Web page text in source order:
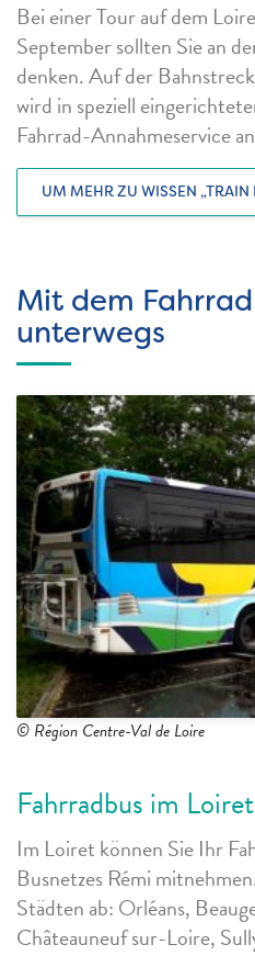
Bei einer Tour auf dem
September sollten Sie an
denken. Auf der
wird in speziell
Fahrrad-Annahmeservice
UM MEHR ZU WISSEN „TRAIN
Mit dem
unterwegs
© Région Centre-Val de Loire
Fahrradbus im Loiret
Im Loiret können Sie Ihr
Busnetzes Rémi
Städten ab: Orléans,
Châteauneuf sur-Loire,